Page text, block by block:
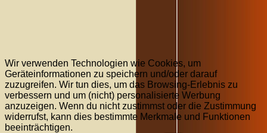
Wir verwenden Technologien wie Cookies, um
Geräteinformationen zu speichern und/oder darauf
zuzugreifen. Wir tun dies, um das Browsing-Erlebnis zu
verbessern und um (nicht) personalisierte Werbung
anzuzeigen. Wenn du nicht zustimmst oder die Zustimmung
widerrufst, kann dies bestimmte Merkmale und Funktionen
beeinträchtigen.